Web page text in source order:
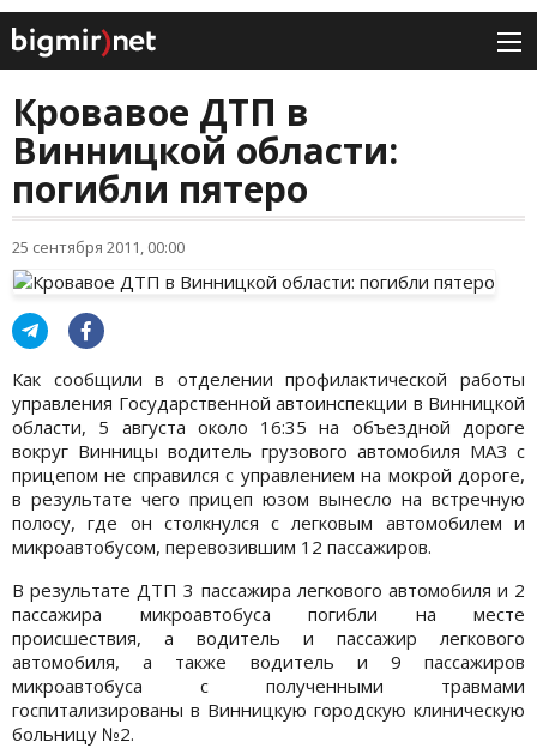
Кровавое ДТП в
Винницкой области:
погибли пятеро
25 сентября 2011, 00:00
Как сообщили в отделении профилактической работы
управления Государственной автоинспекции в Винницкой
области, 5 августа около 16:35 на объездной дороге
вокруг Винницы водитель грузового автомобиля МАЗ с
прицепом не справился с управлением на мокрой дороге,
в результате чего прицеп юзом вынесло на встречную
полосу, где он столкнулся с легковым автомобилем и
микроавтобусом, перевозившим 12 пассажиров.
В результате ДТП 3 пассажира легкового автомобиля и 2
пассажира микроавтобуса погибли на месте
происшествия, а водитель и пассажир легкового
автомобиля, а также водитель и 9 пассажиров
микроавтобуса с полученными травмами
госпитализированы в Винницкую городскую клиническую
больницу №2.